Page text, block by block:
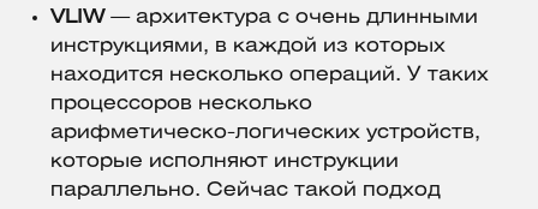
VLIW— архитектура с очень длинными
инструкциями, в каждой из которых
находится несколько операций. У таких
процессоров несколько
арифметическо-логических устройств,
которые исполняют инструкции
параллельно. Сейчас такой подход